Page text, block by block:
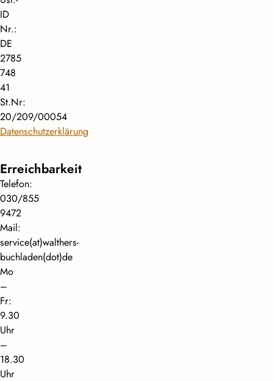
ID
Nr.:
DE
2785
748
41
St.Nr:
20/209/00054
Datenschutzerklärung
Erreichbarkeit
Telefon:
030/855
9472
Mail:
service(at)walthers-
buchladen(dot)de
Mo
–
Fr:
9.30
Uhr
–
18.30
Uhr